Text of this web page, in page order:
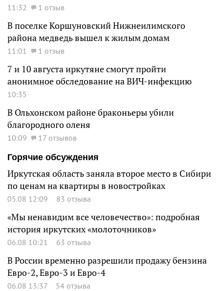
11:32 1 отзыв
В поселке Коршуновский Нижнеилимского
района медведь вышел к жилым домам
11:01 1 отзыв
7 и 10 августа иркутяне смогут пройти
анонимное обследование на ВИЧ-инфекцию
10:35
В Ольхонском районе браконьеры убили
благородного оленя
10:09
17 отзывов
Горячие обсуждения
Иркутская область заняла второе место в Сибири
по ценам на квартиры в новостройках
05.08 12:09 83 отзыва
«Мы ненавидим все человечество»: подробная
история иркутских «молоточников»
06.08 10:21 63 отзыва
В России временно разрешили продажу бензина
Евро-2, Евро-3 и Евро-4
06.08 13:37 54 отзыва